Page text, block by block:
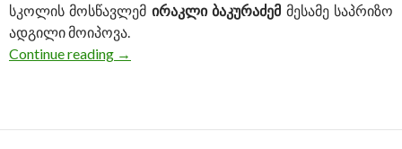
სკოლის მოსწავლემ ირაკლი ბაკურაძემ მესამე საპრიზო
ადგილი მოიპოვა.
Continue reading ირაკლი ბაკურაძემ თხილამურობაში
→